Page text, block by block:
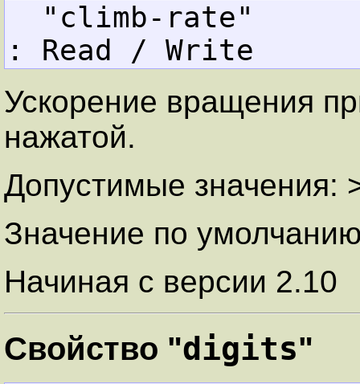
"climb-
: Read / Write
Ускорение вращения
нажатой.
Допустимые значения:
Значение по
Начиная с версии 2.10
Свойство "digits"